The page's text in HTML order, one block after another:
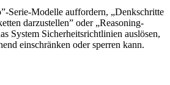
Serie-Modelle auffordern, „Denkschritte
darzustellen” oder „Reasoning-
System Sicherheitsrichtlinien auslösen,
einschränken oder sperren kann.